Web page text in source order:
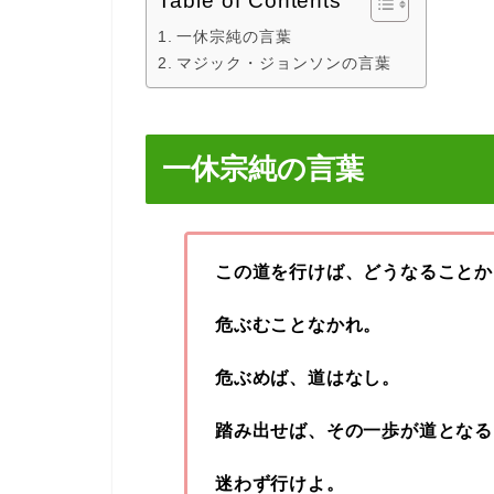
一休宗純の言葉
マジック・ジョンソンの言葉
一休宗純の言葉
この道を行けば、どうなること
危ぶむことなかれ。
危ぶめば、道はなし。
踏み出せば、その一歩が道とな
迷わず行けよ。